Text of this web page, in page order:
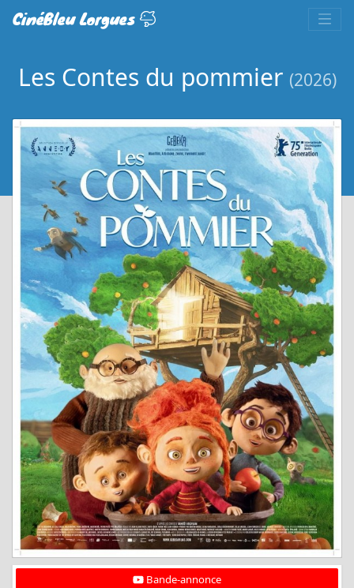
CinéBleu Lorgues
Les Contes du pommier (2026)
Bande-annonce